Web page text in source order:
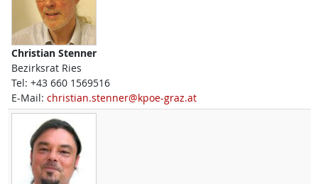
Christian Stenner
Bezirksrat Ries
Tel: +43 660 1569516
E-Mail: christian.stenner@kpoe-graz.at